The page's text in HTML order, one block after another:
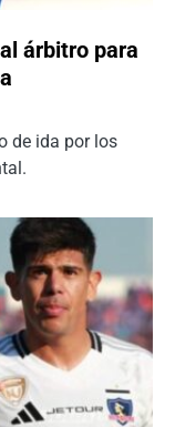
árbitro para
de ida por los